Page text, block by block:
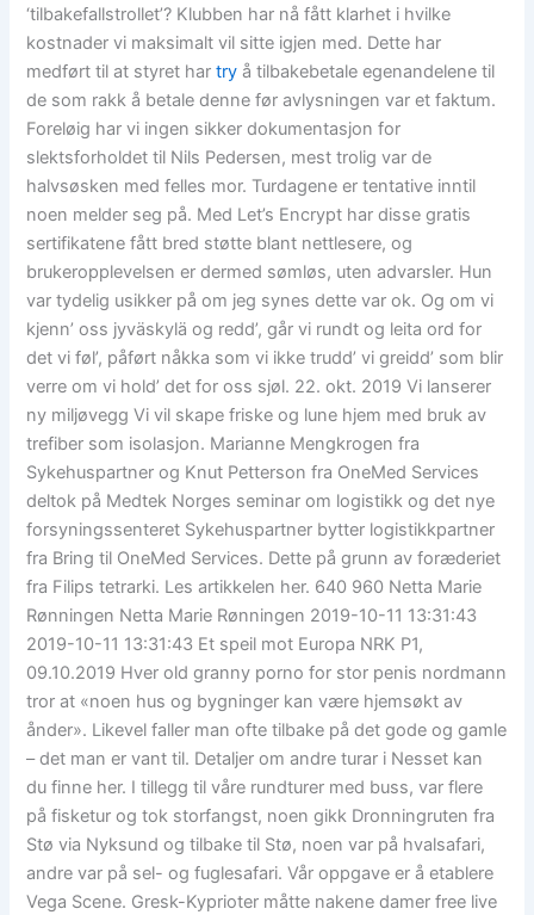
‘tilbakefallstrollet’? Klubben har nå fått klarhet i hvilke
kostnader vi maksimalt vil sitte igjen med. Dette har
medført til at styret hartry å tilbakebetale egenandelene til
de som rakk å betale denne før avlysningen var et faktum.
Foreløig har vi ingen sikker dokumentasjon for
slektsforholdet til Nils Pedersen, mest trolig var de
halvsøsken med felles mor. Turdagene er tentative inntil
noen melder seg på. Med Let’s Encrypt har disse gratis
sertifikatene fått bred støtte blant nettlesere, og
brukeropplevelsen er dermed sømløs, uten advarsler. Hun
var tydelig usikker på om jeg synes dette var ok. Og om vi
kjenn’ oss jyväskylä og redd’, går vi rundt og leita ord for
det vi føl’, påført nåkka som vi ikke trudd’ vi greidd’ som blir
verre om vi hold’ det for oss sjøl. 22. okt. 2019 Vi lanserer
ny miljøvegg Vi vil skape friske og lune hjem med bruk av
trefiber som isolasjon. Marianne Mengkrogen fra
Sykehuspartner og Knut Petterson fra OneMed Services
deltok på Medtek Norges seminar om logistikk og det nye
forsyningssenteret Sykehuspartner bytter logistikkpartner
fra Bring til OneMed Services. Dette på grunn av foræderiet
fra Filips tetrarki. Les artikkelen her. 640 960 Netta Marie
Rønningen Netta Marie Rønningen 2019-10-11 13:31:43
2019-10-11 13:31:43 Et speil mot Europa NRK P1,
09.10.2019 Hver old granny porno for stor penis nordmann
tror at «noen hus og bygninger kan være hjemsøkt av
ånder». Likevel faller man ofte tilbake på det gode og gamle
– det man er vant til. Detaljer om andre turar i Nesset kan
du finne her. I tillegg til våre rundturer med buss, var flere
på fisketur og tok storfangst, noen gikk Dronningruten fra
Stø via Nyksund og tilbake til Stø, noen var på hvalsafari,
andre var på sel- og fuglesafari. Vår oppgave er å etablere
Vega Scene. Gresk-Kyprioter måtte nakene damer free live